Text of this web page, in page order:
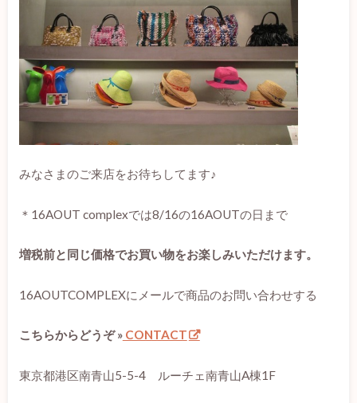
みなさまのご来店をお待ちしてます♪
＊16AOUT complexでは8/16の16AOUTの日まで
増税前と同じ価格でお買い物をお楽しみいただけます。
16AOUTCOMPLEXにメールで商品のお問い合わせする
こちらからどうぞ »CONTACT
東京都港区南青山5-5-4 ルーチェ南青山A棟1F